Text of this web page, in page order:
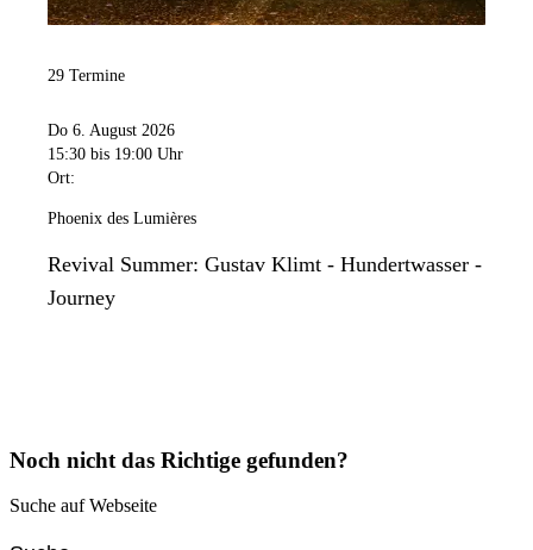
29 Termine
Do 6. August 2026
15:30 bis 19:00 Uhr
Ort:
Phoenix des Lumières
Revival Summer: Gustav Klimt - Hundertwasser -
Journey
Noch nicht das Richtige gefunden?
Suche auf Webseite